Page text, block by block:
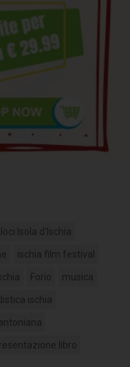
Isola d'Ischia
ischia film festival
Forio musica
ischia
libro